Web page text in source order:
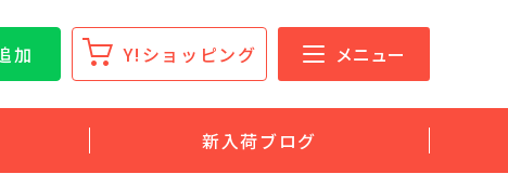
加 Y!ショッピング メニュー
新入荷ブログ